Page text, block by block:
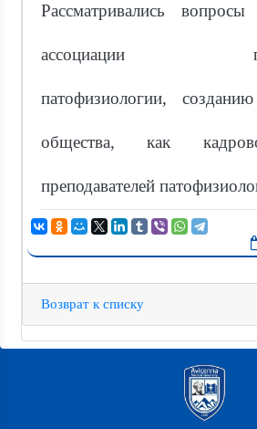
Рассматривались
ассоциации
патофизиологии,
общества, как
преподавателей
Возврат к списку